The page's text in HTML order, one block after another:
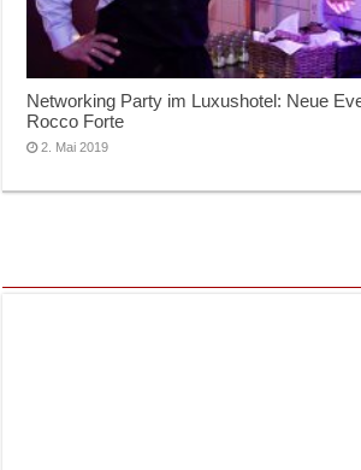
Networking Party im Luxushotel: Neue
Rocco Forte
2. Mai 2019